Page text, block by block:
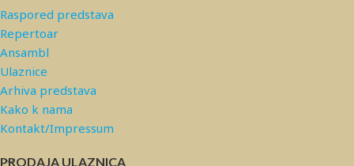
Raspored predstava
Repertoar
Ansambl
Ulaznice
Arhiva predstava
Kako k nama
Kontakt/Impressum
PRODAJA ULAZNICA